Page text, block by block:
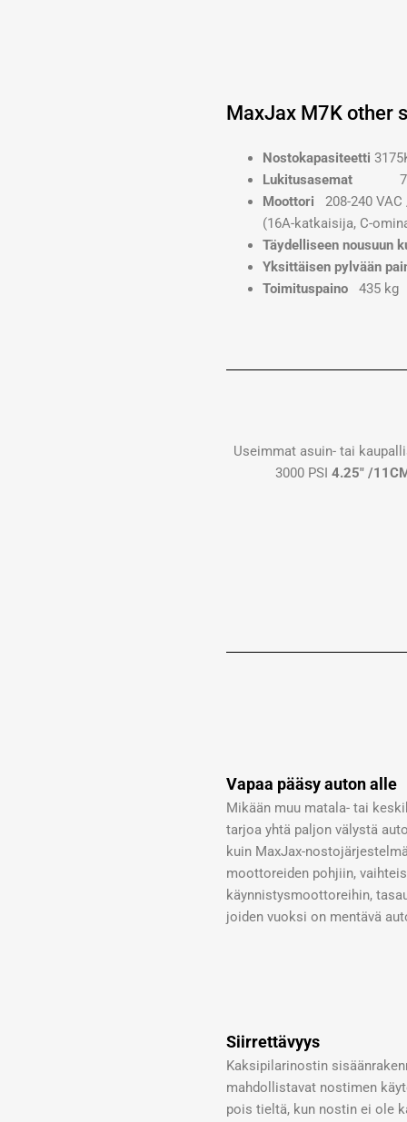
MaxJax M7K other
Nostokapasiteetti
Lukitusasemat 7
Moottori 208-240
(16A-katkaisija, C-
Täydelliseen nousuun
Yksittäisen pylvään
Toimituspaino
435 kg
Useimmat asuin- tai
3000 PSI 4.25″ /
Vapaa pääsy auton alle
Mikään muu matala- tai
tarjoa yhtä paljon välystä
kuin MaxJax-
moottoreiden pohjiin,
käynnistysmoottoreihin,
joiden vuoksi on mentävä
Siirrettävyys
Kaksipilarinostin
mahdollistavat nostimen
pois tieltä, kun nostin ei ole